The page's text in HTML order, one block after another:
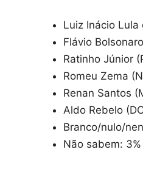
Luiz Inácio Lula
Flávio
Ratinho Júnior
Romeu Zema
Renan Santos
Aldo Rebelo
Branco/nulo/
Não sabem: 3%